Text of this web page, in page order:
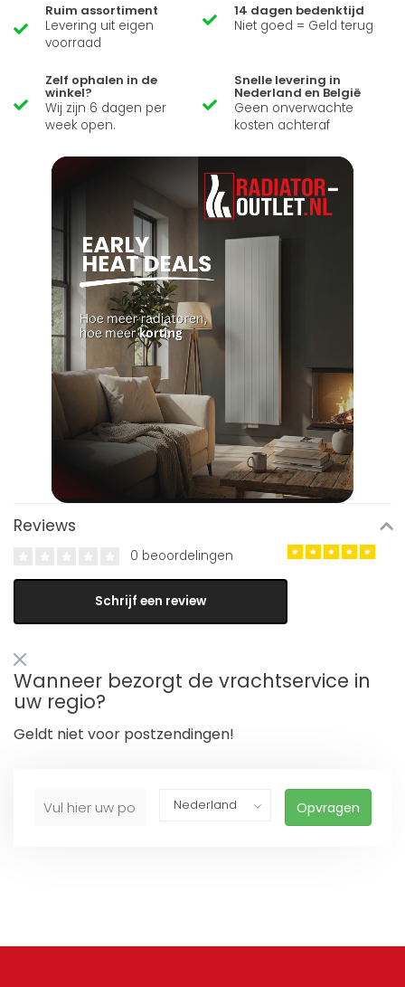
Ruim assortiment
Levering uit eigen
voorraad
14 dagen bedenktijd
Niet goed = Geld terug
Zelf ophalen in de
winkel?
Wij zijn 6 dagen per
week open.
Snelle levering in
Nederland en België
Geen onverwachte
kosten achteraf
Reviews
0 beoordelingen
Schrijf een review
Wanneer bezorgt de vrachtservice in
uw regio?
Geldt niet voor postzendingen!
Opvragen